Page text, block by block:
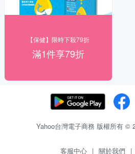
【保健】限時下殺79折
滿1件享79折
Yahoo台灣電子商務 版權所有 ©
客服中心 | 關於我們 |